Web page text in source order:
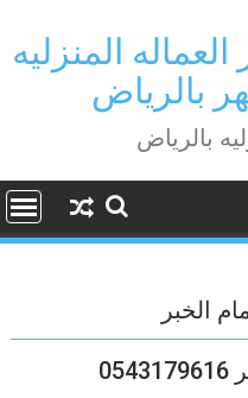
تأجير العماله المنزليه
بالرياض
بالرياض
الخبر